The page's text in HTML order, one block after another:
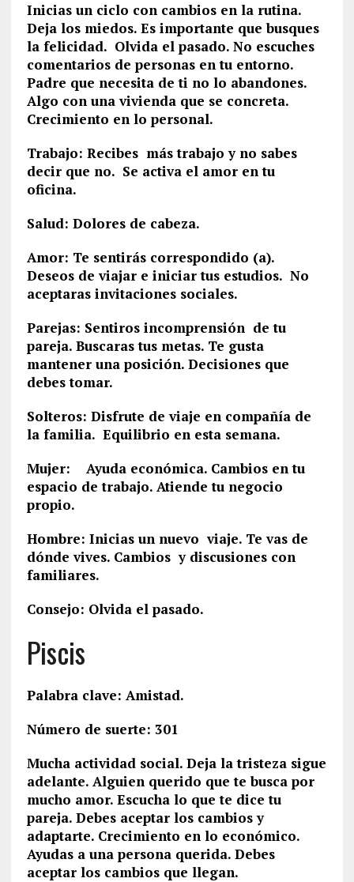
Inicias un ciclo con cambios en la rutina.
Deja los miedos. Es importante que busques
la felicidad. Olvida el pasado. No escuches
comentarios de personas en tu entorno.
Padre que necesita de ti no lo abandones.
Algo con una vivienda que se concreta.
Crecimiento en lo personal.
Trabajo: Recibes más trabajo y no sabes
decir que no. Se activa el amor en tu
oficina.
Salud: Dolores de cabeza.
Amor: Te sentirás correspondido (a).
Deseos de viajar e iniciar tus estudios. No
aceptaras invitaciones sociales.
Parejas: Sentiros incomprensión de tu
pareja. Buscaras tus metas. Te gusta
mantener una posición. Decisiones que
debes tomar.
Solteros: Disfrute de viaje en compañía de
la familia. Equilibrio en esta semana.
Mujer: Ayuda económica. Cambios en tu
espacio de trabajo. Atiende tu negocio
propio.
Hombre: Inicias un nuevo viaje. Te vas de
dónde vives. Cambios y discusiones con
familiares.
Consejo: Olvida el pasado.
Piscis
Palabra clave: Amistad.
Número de suerte: 301
Mucha actividad social. Deja la tristeza sigue
adelante. Alguien querido que te busca por
mucho amor. Escucha lo que te dice tu
pareja. Debes aceptar los cambios y
adaptarte. Crecimiento en lo económico.
Ayudas a una persona querida. Debes
aceptar los cambios que llegan.